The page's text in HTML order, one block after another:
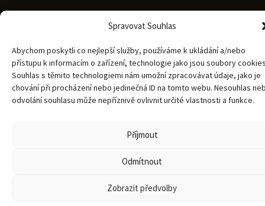
Spravovat Souhlas
Abychom poskytli co nejlepší služby, používáme k ukládání a/nebo
přístupu k informacím o zařízení, technologie jako jsou soubory
Souhlas s těmito technologiemi nám umožní zpracovávat údaje, jako je
chování při procházení nebo jedinečná ID na tomto webu. Nesouhlas
odvolání souhlasu může nepříznivě ovlivnit určité vlastnosti a funkce.
Příjmout
Odmítnout
Zobrazit předvolby